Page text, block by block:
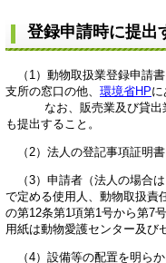
登録申請時に提出
（1）動物取扱業登録申請
支所の窓口の他、 環境省HPに
なお、販売業及び貸出業
も提出すること。
（2）法人の登記事項証明書
（3）申請者（法人の場合
で定める使用人、動物取扱責
の第12条第1項第1号から第
用紙は動物愛護センター及び
（4）設備等の配置を明ら